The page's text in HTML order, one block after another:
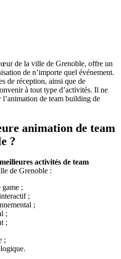
de la ville de Grenoble, offre un
de n’importe quel événement.
de réception, ainsi que de
à tout type d’activités. Il ne
l’animation de team building de
animation de team
?
meilleures activités de team
de Grenoble :
;
;
;
;
;
;